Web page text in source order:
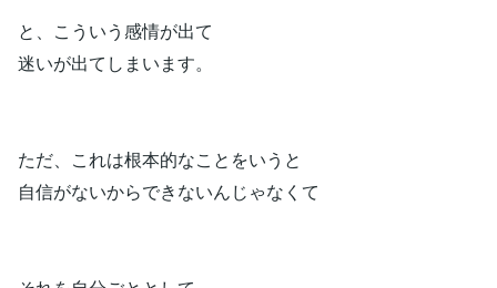
と、こういう感情が出て
迷いが出てしまいます。
ただ、これは根本的なことをいうと
自信がないからできないんじゃなくて